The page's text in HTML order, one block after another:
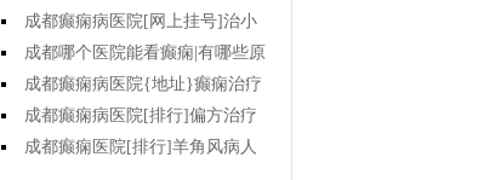
病吃什么中药?
成都癫痫病医院[网上挂号]治小
儿癫痫病药哪个好?
成都哪个医院能看癫痫|有哪些原
因会造成癫痫?
成都癫痫病医院{地址}癫痫治疗
要坚持哪些原则?
成都癫痫病医院[排行]偏方治疗
可信吗?
成都癫痫医院[排行]羊角风病人